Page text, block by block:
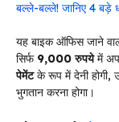
बल्ले-बल्ले! जानिए 4 बड़े
यह बाइक ऑफिस जाने
सिर्फ9,000 रुपयेमें
पेमेंटके रूप में देनी होगी,
भुगतान करना होगा।